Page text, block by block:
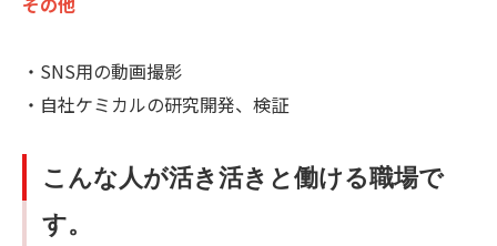
・SNS用の動画撮影
・自社ケミカルの研究開発、検証
こんな人が活き活きと働ける職場で
す。